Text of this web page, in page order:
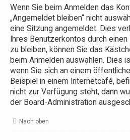
Wenn Sie beim Anmelden das
„Angemeldet bleiben“ nicht
eine Sitzung angemeldet. Dies
Ihres Benutzerkontos durch
zu bleiben, können Sie das
beim Anmelden auswählen. Dies
wenn Sie sich an einem
Beispiel in einem Internetcafé,
nicht zur Verfügung steht, dann
der Board-Administration
Nach oben